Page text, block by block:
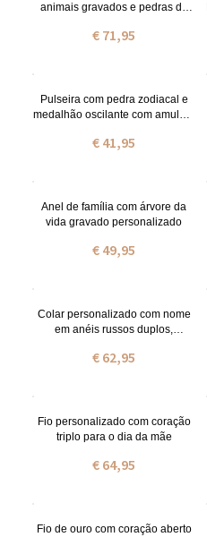
animais gravados e pedras de
€ 71,95
Pulseira com pedra zodiacal e
medalhão oscilante com amuleto
€ 41,95
Anel de família com árvore da
vida gravado personalizado
€ 49,95
Colar personalizado com nome
em anéis russos duplos,
€ 62,95
Fio personalizado com coração
triplo para o dia da mãe
€ 64,95
Fio de ouro com coração aberto